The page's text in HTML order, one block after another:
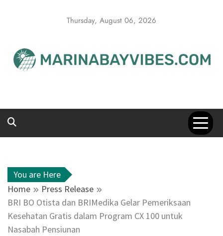
Thursday, August 06, 2026
You are Here
Home
Press Release
BRI BO Otista dan BRIMedika Gelar Pemeriksaan
Kesehatan Gratis dalam Program CX 100 untuk
Nasabah Pensiunan